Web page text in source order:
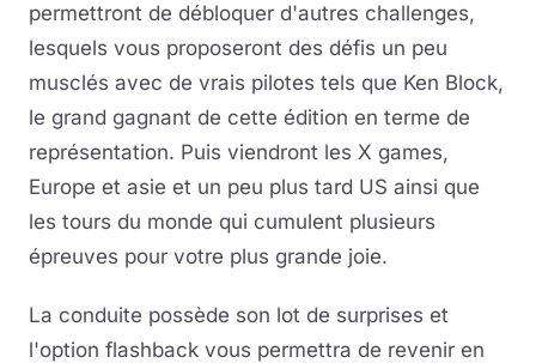
permettront de débloquer d'autres challenges,
lesquels vous proposeront des défis un peu
musclés avec de vrais pilotes tels que Ken Block,
le grand gagnant de cette édition en terme de
représentation. Puis viendront les X games,
Europe et asie et un peu plus tard US ainsi que
les tours du monde qui cumulent plusieurs
épreuves pour votre plus grande joie.
La conduite possède son lot de surprises et
l'option flashback vous permettra de revenir en